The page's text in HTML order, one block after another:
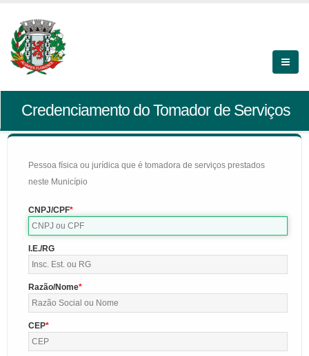
Credenciamento do Tomador de Serviços
Pessoa física ou jurídica que é tomadora de serviços prestados
neste Município
CNPJ/CPF
I.E./RG
Razão/Nome
CEP